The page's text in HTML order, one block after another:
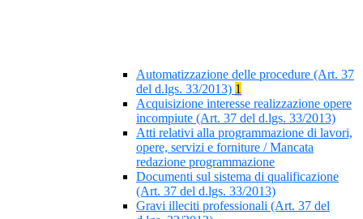
Automatizzazione delle procedure (Art. 37
del d.lgs. 33/2013) 1
Acquisizione interesse realizzazione opere
incompiute (Art. 37 del d.lgs. 33/2013)
Atti relativi alla programmazione di lavori,
opere, servizi e forniture / Mancata
redazione programmazione
Documenti sul sistema di qualificazione
(Art. 37 del d.lgs. 33/2013)
Gravi illeciti professionali (Art. 37 del